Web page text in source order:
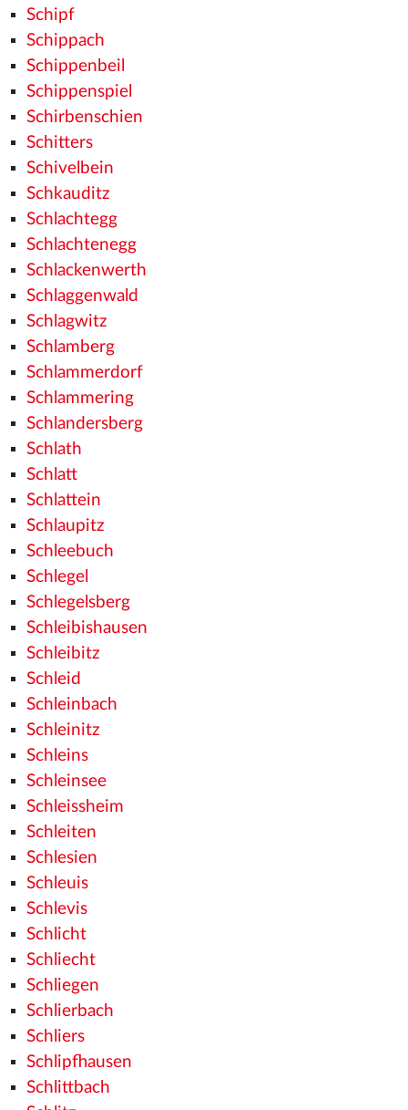
Schipf
Schippach
Schippenbeil
Schippenspiel
Schirbenschien
Schitters
Schivelbein
Schkauditz
Schlachtegg
Schlachtenegg
Schlackenwerth
Schlaggenwald
Schlagwitz
Schlamberg
Schlammerdorf
Schlammering
Schlandersberg
Schlath
Schlatt
Schlattein
Schlaupitz
Schleebuch
Schlegel
Schlegelsberg
Schleibishausen
Schleibitz
Schleid
Schleinbach
Schleinitz
Schleins
Schleinsee
Schleissheim
Schleiten
Schlesien
Schleuis
Schlevis
Schlicht
Schliecht
Schliegen
Schlierbach
Schliers
Schlipfhausen
Schlittbach